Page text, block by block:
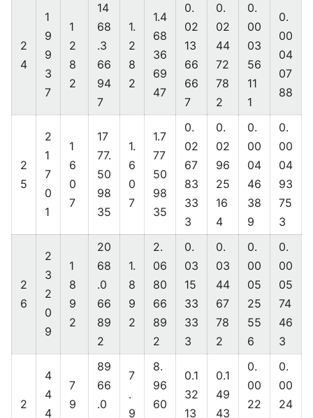
2
4
1
9
9
3
7
1
2
8
2
14
68
.3
66
94
7
1.
2
8
2
1.4
68
36
69
47
0.
02
13
66
66
7
0.
02
44
72
78
2
0.
00
03
56
11
1
0.
00
04
07
88
2
5
2
1
7
0
1
1
6
0
7
17
77.
50
98
35
1.
6
0
7
1.7
77
50
98
35
0.
02
67
83
33
3
0.
02
96
25
16
4
0.
00
04
46
38
9
0.
00
04
93
75
3
2
6
2
3
2
0
9
1
8
9
2
20
68
.0
66
89
2
1.
8
9
2
2.
06
80
66
89
2
0.
03
15
33
33
3
0.
03
44
67
78
2
0.
00
05
25
55
6
0.
00
05
74
46
3
2
4
4
4
7
9
89
66
.0
7
.
9
8.
96
60
0.1
32
13
0.1
49
43
0.
00
22
0.
00
24